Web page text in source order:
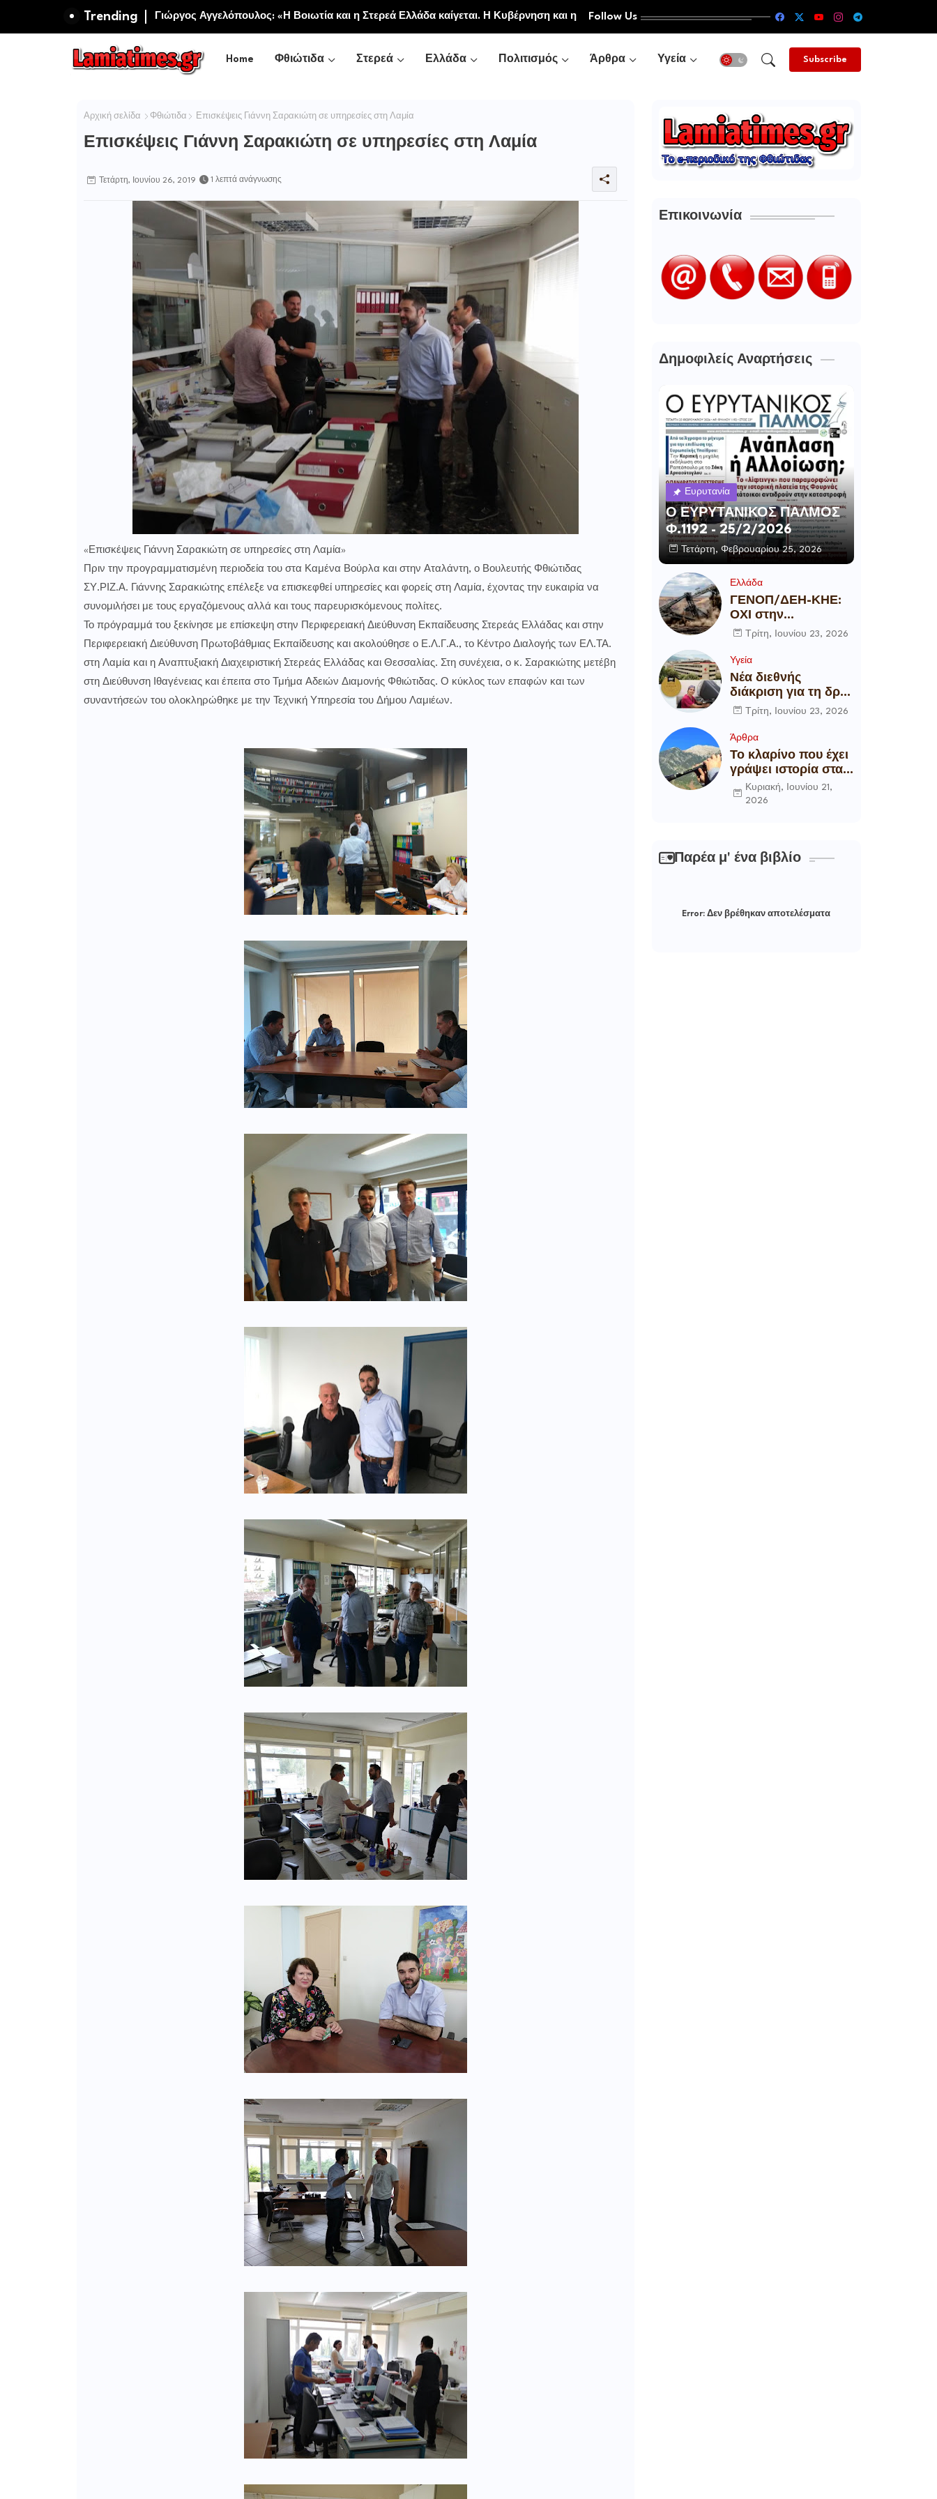
Trending Πανηγυρίζει η Ιερά Σταυροπηγιακή και Κοινοβιακή Μονή Μεταμορφώσεως του Follow Us
Home Φθιώτιδα Στερεά Ελλάδα Πολιτισμός Άρθρα Υγεία Subscribe
Αρχική σελίδα Φθιώτιδα Επισκέψεις Γιάννη Σαρακιώτη σε υπηρεσίες στη Λαμία
Επισκέψεις Γιάννη Σαρακιώτη σε υπηρεσίες στη Λαμία
Τετάρτη, Ιουνίου 26, 2019 1 λεπτά ανάγνωσης
«Επισκέψεις Γιάννη Σαρακιώτη σε υπηρεσίες στη Λαμία»
Πριν την προγραμματισμένη περιοδεία του στα Καμένα Βούρλα και στην Αταλάντη, ο Βουλευτής Φθιώτιδας
ΣΥ.ΡΙΖ.Α. Γιάννης Σαρακιώτης επέλεξε να επισκεφθεί υπηρεσίες και φορείς στη Λαμία, έχοντας την ευκαιρία να
συνομιλήσει με τους εργαζόμενους αλλά και τους παρευρισκόμενους πολίτες.
Το πρόγραμμά του ξεκίνησε με επίσκεψη στην Περιφερειακή Διεύθυνση Εκπαίδευσης Στερεάς Ελλάδας και στην
Περιφερειακή Διεύθυνση Πρωτοβάθμιας Εκπαίδευσης και ακολούθησε ο Ε.Λ.Γ.Α., το Κέντρο Διαλογής των ΕΛ.ΤΑ.
στη Λαμία και η Αναπτυξιακή Διαχειριστική Στερεάς Ελλάδας και Θεσσαλίας. Στη συνέχεια, ο κ. Σαρακιώτης μετέβη
στη Διεύθυνση Ιθαγένειας και έπειτα στο Τμήμα Αδειών Διαμονής Φθιώτιδας. Ο κύκλος των επαφών και των
συναντήσεών του ολοκληρώθηκε με την Τεχνική Υπηρεσία του Δήμου Λαμιέων.
Επικοινωνία
Δημοφιλείς Αναρτήσεις
Ευρυτανία
Ο ΕΥΡΥΤΑΝΙΚΟΣ ΠΑΛΜΟΣ
Φ.1192 - 25/2/2026
Τετάρτη, Φεβρουαρίου 25, 2026
Ελλάδα
ΓΕΝΟΠ/ΔΕΗ-ΚΗΕ:
ΟΧΙ στην
αποξήλωση των
υποδομών της
χώρας
Τρίτη, Ιουνίου 23, 2026
Υγεία
Νέα διεθνής
διάκριση για τη δρ
Θάλεια
Διευθύντρια
Xειρουργό του
Metropolitan
General
Τρίτη, Ιουνίου 23, 2026
Άρθρα
Το κλαρίνο που έχει
γράψει ιστορία στα
χωριά της Ρούμελης
Κυριακή, Ιουνίου 21,
2026
Παρέα μ' ένα βιβλίο
Error: Δεν βρέθηκαν αποτελέσματα